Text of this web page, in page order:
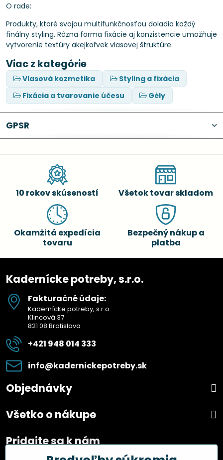
O rade:
Produkty, ktoré svojou multifunkčnosťou doladia každý
finálny styling. Rôzna forma fixácie aj konzistencie umožňuje
vytvorenie textúry akejkoľvek vlasovej štruktúre.
Viac z kategórie
Vlasová kozmetika
Styling a fixácia
Fixácia a tvarovanie účesu
Gély
GPSR
10 rokov skúseností Všetok tovar skladom
Okamžitá expedícia
tovaru
Bezpečný nákup a
platba
Kadernícke potreby, s.r.o.
Fakturačné údaje:
Kadernícke potreby, s.r.o.
Klincová 37
821 08 Bratislava
+421 948 014 333
info​@kadernickepotreby​.sk
Objednávky
Všetko o nákupe
Pridajte sa k nám